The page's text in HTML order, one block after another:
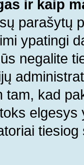
ir kaip
parašytų
ypatingi
negalite
tam, kad